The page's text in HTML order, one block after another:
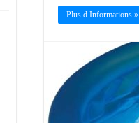
Plus d Informations »